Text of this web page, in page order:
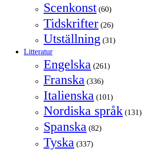
Scenkonst (60)
Tidskrifter (26)
Utställning (31)
Litteratur
Engelska (261)
Franska (336)
Italienska (101)
Nordiska språk (131)
Spanska (82)
Tyska (337)